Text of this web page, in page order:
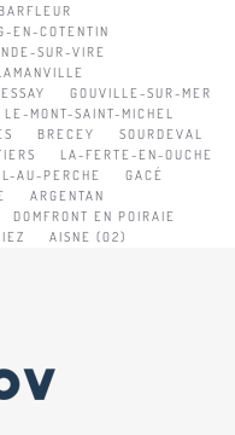
BARFLEUR
EN-COTENTIN
SUR-VIRE
GOUVILLE-SUR-MER
LE-MONT-SAINT-MICHEL
BRECEY
SOURDEVAL
LA-FERTE-EN-OUCHE
AU-PERCHE
GACÉ
ARGENTAN
DOMFRONT EN POIRAIE
AISNE (02)